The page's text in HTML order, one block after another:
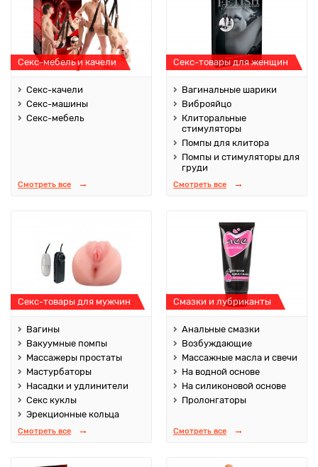
Секс-мебель и качели
Секс-качели
Секс-машины
Секс-мебель
Смотреть все
Секс-товары для женщин
Вагинальные шарики
Виброяйцо
Клиторальные
стимуляторы
Помпы для клитора
Помпы и стимуляторы для
груди
Смотреть все
Секс-товары для мужчин
Вагины
Вакуумные помпы
Массажеры простаты
Мастурбаторы
Насадки и удлинители
Секс куклы
Эрекционные кольца
Смотреть все
Смазки и лубриканты
Анальные смазки
Возбуждающие
Массажные масла и свечи
На водной основе
На силиконовой основе
Пролонгаторы
Смотреть все